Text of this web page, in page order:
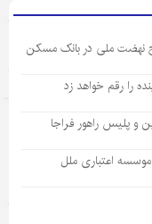
نهضت ملی در بانک مسکن
را رقم خواهد زد
و پلیس راهور فراجا